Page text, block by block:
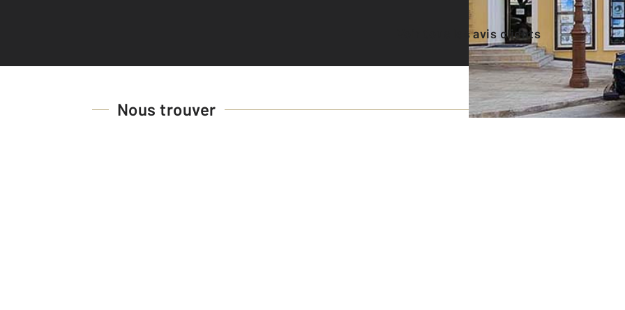
Voir tous les avis clients
Nous trouver